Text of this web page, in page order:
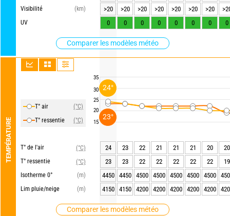
Visibilité
(km)
UV
Comparer les modèles météo
TEMPÉRATURE
T° air
(°C)
T° ressentie
(°C)
T° de l'air
(°C)
T° ressentie
(°C)
Isotherme 0°
(m)
Lim pluie/neige
(m)
Comparer les modèles météo
35
30
25
20
15
>20
>20 >20 >20 >20 >20 >20
0
0 0 0 0 0 0 0
24 23 22 21 21 21 20
20
23
23 22 22 22 22 22
19
4450
4450 4500 4500 4500 4500 4500
4150
4150 4200 4200 4200 4200 4200
24°
23°